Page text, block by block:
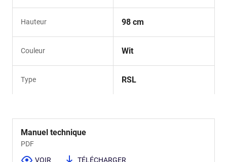
Hauteur 98 cm
Couleur Wit
Type RSL
Manuel technique
PDF
VOIR TÉLÉCHARGER